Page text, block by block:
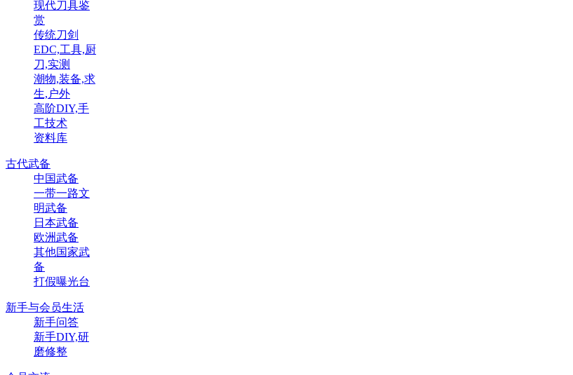
现代刀具鉴
赏
传统刀剑
EDC,工具,厨
刀,实测
潮物,装备,求
生,户外
高阶DIY,手
工技术
资料库
古代武备
中国武备
一带一路文
明武备
日本武备
欧洲武备
其他国家武
备
打假曝光台
新手与会员生活
新手问答
新手DIY,研
磨修整